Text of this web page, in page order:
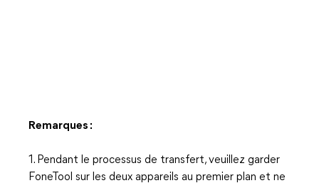
Remarques :
1. Pendant le processus de transfert, veuillez garder
FoneTool sur les deux appareils au premier plan et ne